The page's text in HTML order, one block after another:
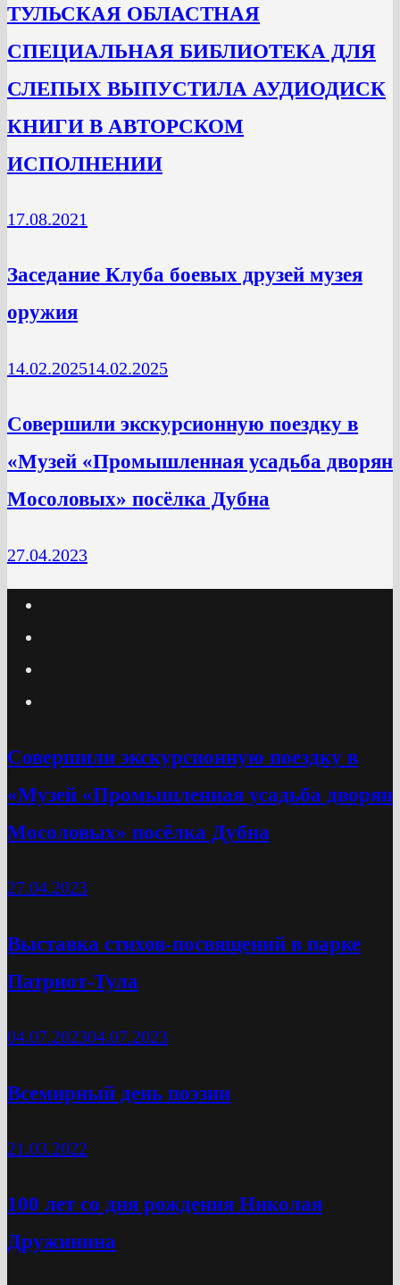
ТУЛЬСКАЯ ОБЛАСТНАЯ
СПЕЦИАЛЬНАЯ БИБЛИОТЕКА ДЛЯ
СЛЕПЫХ ВЫПУСТИЛА АУДИОДИСК
КНИГИ В АВТОРСКОМ
ИСПОЛНЕНИИ
17.08.2021
Заседание Клуба боевых друзей музея
оружия
14.02.202514.02.2025
Cовершили экскурсионную поездку в
«Музей «Промышленная усадьба дворян
Мосоловых» посёлка Дубна
27.04.2023
Cовершили экскурсионную поездку в
«Музей «Промышленная усадьба дворян
Мосоловых» посёлка Дубна
27.04.2023
Выставка стихов-посвящений в парке
Патриот-Тула
04.07.202304.07.2023
Всемирный день поэзии
21.03.2022
100 лет со дня рождения Николая
Дружинина